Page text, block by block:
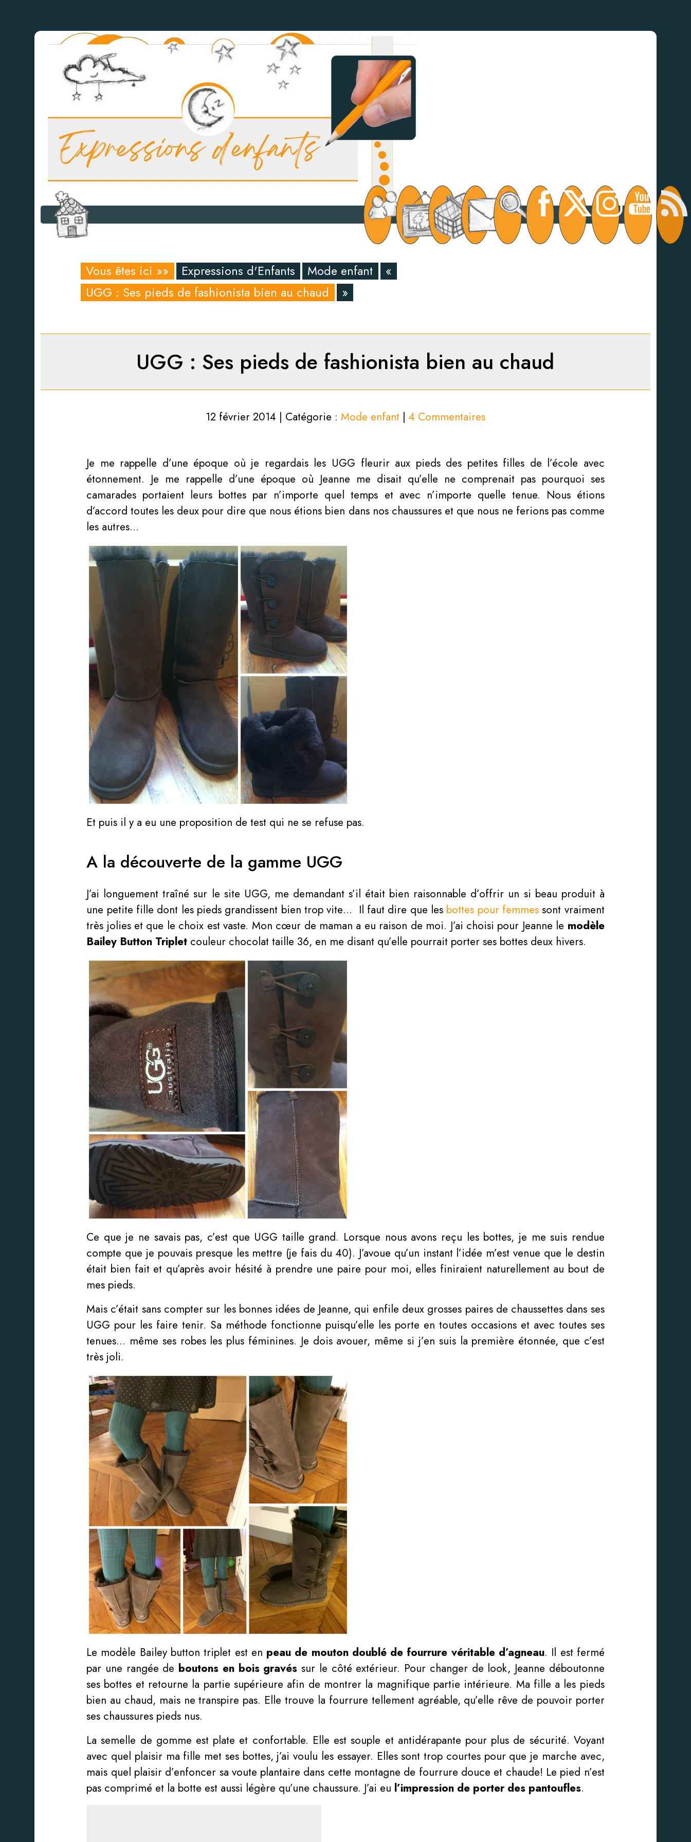
Vous êtes ici »» Expressions d'Enfants Mode enfant
«
UGG : Ses pieds de fashionista bien au chaud
»
UGG : Ses pieds de fashionista bien au chaud
12 février 2014 | Catégorie : Mode enfant | 4 Commentaires
Je me rappelle d’une époque où je regardais les UGG fleurir aux pieds des petites filles de l’école avec
étonnement. Je me rappelle d’une époque où Jeanne me disait qu’elle ne comprenait pas pourquoi ses
camarades portaient leurs bottes par n’importe quel temps et avec n’importe quelle tenue. Nous étions
d’accord toutes les deux pour dire que nous étions bien dans nos chaussures et que nous ne ferions pas comme
les autres…
Et puis il y a eu une proposition de test qui ne se refuse pas.
A la découverte de la gamme UGG
J’ai longuement traîné sur le site UGG, me demandant s’il était bien raisonnable d’offrir un si beau produit à
une petite fille dont les pieds grandissent bien trop vite… Il faut dire que les bottes pour femmes sont vraiment
très jolies et que le choix est vaste. Mon cœur de maman a eu raison de moi. J’ai choisi pour Jeanne le modèle
Bailey Button Triplet couleur chocolat taille 36, en me disant qu’elle pourrait porter ses bottes deux hivers.
Ce que je ne savais pas, c’est que UGG taille grand. Lorsque nous avons reçu les bottes, je me suis rendue
compte que je pouvais presque les mettre (je fais du 40). J’avoue qu’un instant l’idée m’est venue que le destin
était bien fait et qu’après avoir hésité à prendre une paire pour moi, elles finiraient naturellement au bout de
mes pieds.
Mais c’était sans compter sur les bonnes idées de Jeanne, qui enfile deux grosses paires de chaussettes dans ses
UGG pour les faire tenir. Sa méthode fonctionne puisqu’elle les porte en toutes occasions et avec toutes ses
tenues… même ses robes les plus féminines. Je dois avouer, même si j’en suis la première étonnée, que c’est
très joli.
Le modèle Bailey button triplet est en peau de mouton doublé de fourrure véritable d’agneau. Il est fermé
par une rangée de boutons en bois gravés sur le côté extérieur. Pour changer de look, Jeanne déboutonne
ses bottes et retourne la partie supérieure afin de montrer la magnifique partie intérieure. Ma fille a les pieds
bien au chaud, mais ne transpire pas. Elle trouve la fourrure tellement agréable, qu’elle rêve de pouvoir porter
ses chaussures pieds nus.
La semelle de gomme est plate et confortable. Elle est souple et antidérapante pour plus de sécurité. Voyant
avec quel plaisir ma fille met ses bottes, j’ai voulu les essayer. Elles sont trop courtes pour que je marche avec,
mais quel plaisir d’enfoncer sa voute plantaire dans cette montagne de fourrure douce et chaude! Le pied n’est
pas comprimé et la botte est aussi légère qu’une chaussure. J’ai eu l’impression de porter des pantoufles.